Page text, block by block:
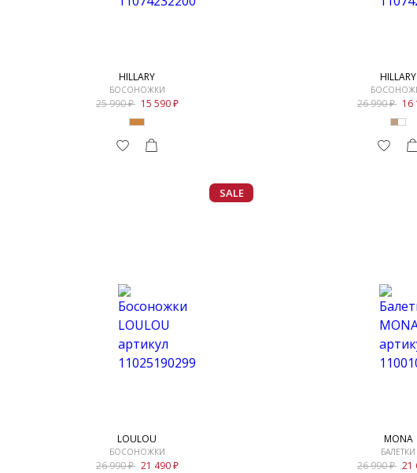
HILLARY
БОСОНОЖКИ
25 990 15 590
HILLARY
26 990 16
SALE
LOULOU
БОСОНОЖКИ
26 990 21 490
MONA
БАЛЕТКИ
26 990 21